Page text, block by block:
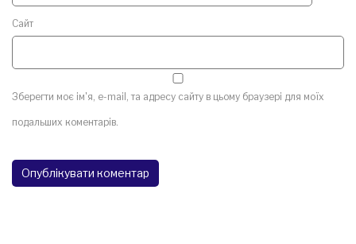
Сайт
Зберегти моє ім'я, e-mail, та адресу сайту в цьому браузері для моїх
подальших коментарів.